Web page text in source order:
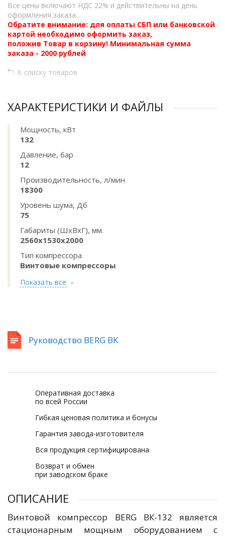
Все цены включают НДС 22% и действительны на день
оформления заказа.
Обратите внимание: для оплаты СБП или банковской
картой необходимо оформить заказ,
положив Товар в корзину! Минимальная сумма
заказа - 2000 рублей
К списку товаров
ХАРАКТЕРИСТИКИ И ФАЙЛЫ
Мощность, кВт
132
Давление, бар
12
Производительность, л/мин
18300
Уровень шума, Дб
75
Габариты (ШхВхГ), мм.
2560x1530x2000
Тип компрессора
Винтовые компрессоры
Показать все
Руководство BERG BK
Оперативная доставка
по всей России
Гибкая ценовая политика и бонусы
Гарантия завода-изготовителя
Вся продукция сертифицирована
Возврат и обмен
при заводском браке
ОПИСАНИЕ
Винтовой компрессор BERG ВК-132 является
стационарным мощным оборудованием с